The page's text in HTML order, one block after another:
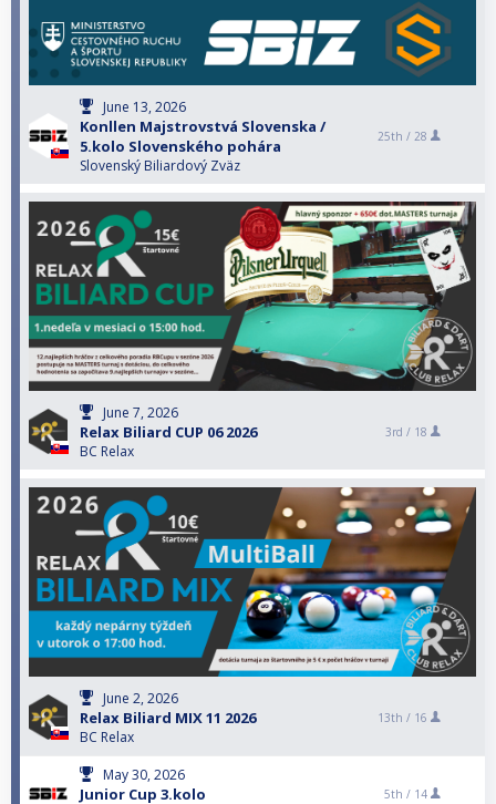
June 13, 2026
Konllen Majstrovstvá Slovenska /
5.kolo Slovenského pohára
Slovenský Biliardový Zväz
25th / 28
June 7, 2026
Relax Biliard CUP 06 2026
BC Relax
3rd / 18
June 2, 2026
Relax Biliard MIX 11 2026
BC Relax
13th / 16
May 30, 2026
Junior Cup 3.kolo 5th / 14